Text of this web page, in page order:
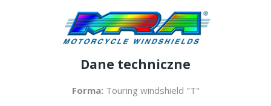
Dane techniczne
Forma: Touring windshield "T"